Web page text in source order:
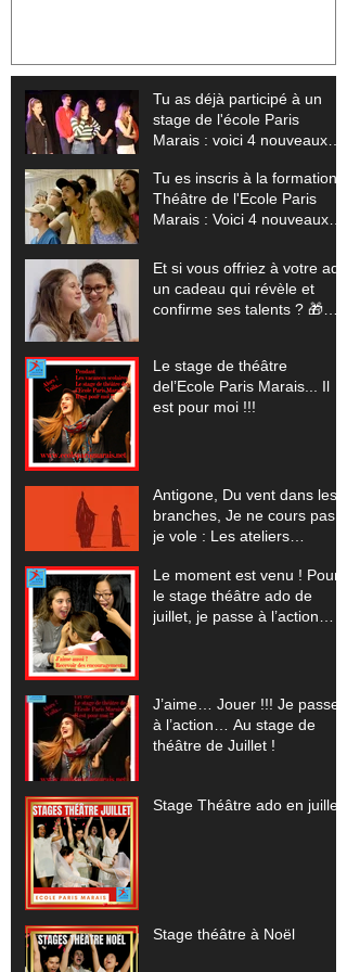
ton talent (+ tes vidéos offertes)
Tu as déjà participé à un
stage de l'école Paris
Marais : voici 4 nouveaux
talent (+ tes vidéos offertes)
Tu es inscris à la formation
Théâtre de l'Ecole Paris
Marais : Voici 4 nouveaux
limites (+ tes vidéos
offertes) 🎬
Et si vous offriez à votre ado
un cadeau qui révèle et
confirme ses talents ? 🎁
théâtre, cinéma, comédie
musicale, improvisation)
Le stage de théâtre
del’Ecole Paris Marais... Il
est pour moi !!!
Antigone, Du vent dans les
branches, Je ne cours pas
je vole : Les ateliers
Le moment est venu ! Pour
le stage théâtre ado de
juillet, je passe à l’action…
J’aime… Jouer !!! Je passe
à l’action… Au stage de
théâtre de Juillet !
Stage Théâtre ado en juillet
Stage théâtre à Noël